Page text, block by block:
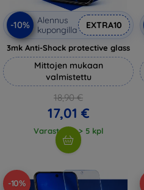
-10%
Alennus
kupongilla
EXTRA10
3mk Anti-Shock protective glass
Mittojen mukaan
valmistettu
18,90 €
17,01 €
Varastossa > 5 kpl
-10%